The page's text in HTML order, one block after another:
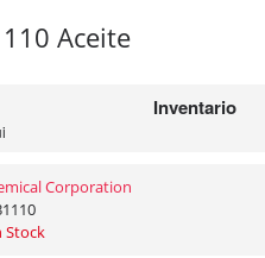
Aceite
Inventario
Corporation
Stock